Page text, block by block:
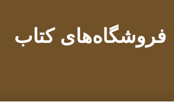
فروشگاه‌های کتاب